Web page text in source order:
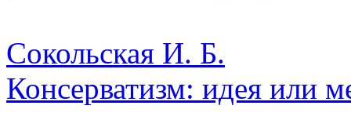
Сокольская И. Б.
Консерватизм: идея или